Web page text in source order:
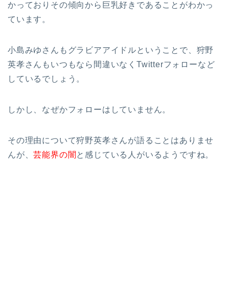
かっておりその傾向から巨乳好きであることがわかっ
ています。
小島みゆさんもグラビアアイドルということで、狩野
英孝さんもいつもなら間違いなくTwitterフォローなど
しているでしょう。
しかし、なぜかフォローはしていません。
その理由について狩野英孝さんが語ることはありませ
んが、芸能界の闇 と感じている人がいるようですね。